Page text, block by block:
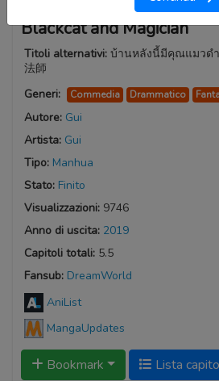
Blackcat and Magician
Titoli alternativi: บ้านหลังนี้มีคุณแมวดำ
法師
Generi:
Commedia Drammatico
Autore: Gui
Artista: Gui
Tipo: Manhua
Stato: Finito
Visualizzazioni: 9746
Anno di uscita: 2019
Capitoli totali: 5.5
Fansub: DreamWorld
AniList
MangaUpdates
Bookmark
Lista